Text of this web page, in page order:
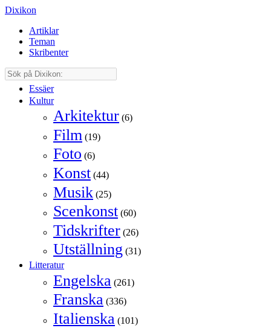
Dixikon
Artiklar
Teman
Skribenter
Essäer
Kultur
Arkitektur (6)
Film (19)
Foto (6)
Konst (44)
Musik (25)
Scenkonst (60)
Tidskrifter (26)
Utställning (31)
Litteratur
Engelska (261)
Franska (336)
Italienska (101)